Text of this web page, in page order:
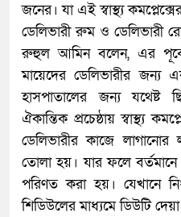
জনের। যা এই স্বাস্থ্য
ডেলিভারী রুম ও ডেলিভারী
রুহুল আমিন বলেন, এর পূর্বে
মায়েদের ডেলিভারীর
হাসপাতালের জন্য যথেষ্ট
ঐকান্তিক প্রচেষ্ঠায় স্বাস্থ্য
ডেলিভারীর কাজে লাগানোর
তোলা হয়। যার ফলে
পরিণত করা হয়। যেখানে
শিডিউলের মাধ্যমে ডিউটি